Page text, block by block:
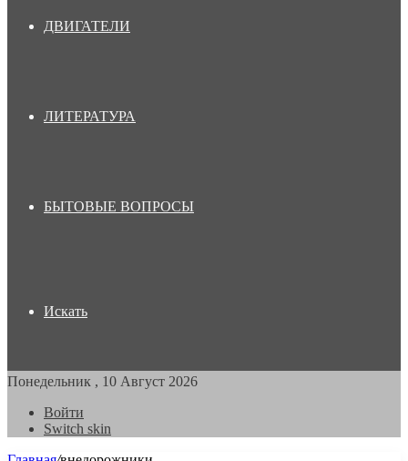
ДВИГАТЕЛИ
ЛИТЕРАТУРА
БЫТОВЫЕ ВОПРОСЫ
Искать
Понедельник , 10 Август 2026
Войти
Switch skin